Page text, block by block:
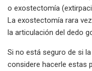
o exostectomía
La exostectomía rara
la articulación del dedo
Si no está seguro de si
considere hacerle estas